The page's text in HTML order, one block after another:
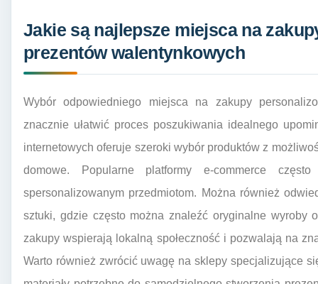
Jakie są najlepsze miejsca na
prezentów walentynkowych
Wybór odpowiedniego miejsca na zakupy
znacznie ułatwić proces poszukiwania idealnego
internetowych oferuje szeroki wybór produktów z
domowe. Popularne platformy e-commerce
spersonalizowanym przedmiotom. Można również
sztuki, gdzie często można znaleźć oryginalne wyroby
zakupy wspierają lokalną społeczność i pozwalają na
Warto również zwrócić uwagę na sklepy specjalizujące